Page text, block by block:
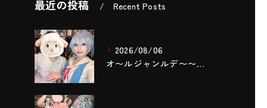
最近の投稿 Recent Posts
2026/08/06
‎オ〜ルジャンルデ〜〜🎤٩(ˊОˋ*)🎶